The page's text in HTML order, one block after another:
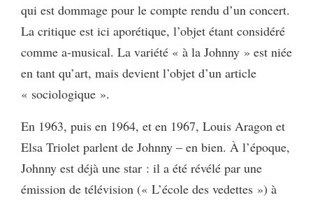
qui est dommage pour le compte rendu d’un concert.
La critique est ici aporétique, l’objet étant considéré
comme a-musical. La variété « à la Johnny » est niée
en tant qu’art, mais devient l’objet d’un article
« sociologique ».
En 1963, puis en 1964, et en 1967, Louis Aragon et
Elsa Triolet parlent de Johnny – en bien. À l’époque,
Johnny est déjà une star : il a été révélé par une
émission de télévision (« L’école des vedettes ») à